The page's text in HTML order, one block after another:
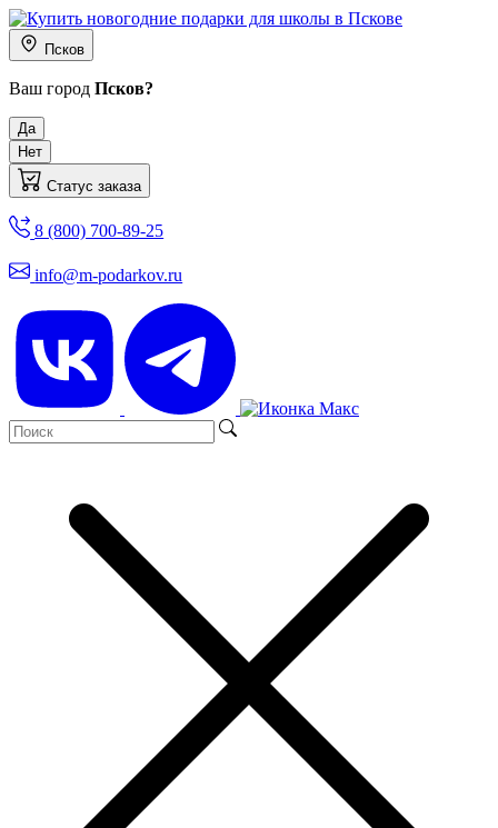
Псков
Ваш город Псков?
Да
Нет
Статус заказа
8 (800) 700-89-25
info@m-podarkov.ru